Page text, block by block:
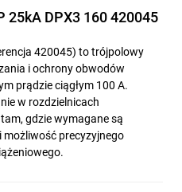
25kA DPX3 160 420045
420045) to trójpolowy
i ochrony obwodów
prądzie ciągłym 100 A.
w rozdzielnicach
gdzie wymagane są
możliwość precyzyjnego